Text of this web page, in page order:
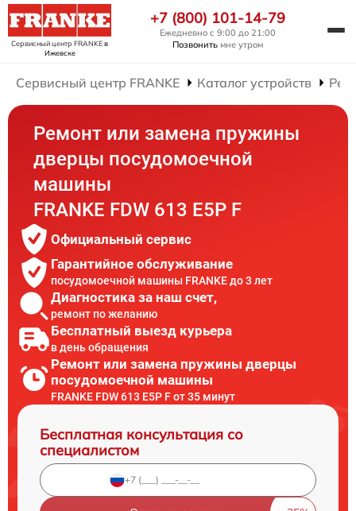
Сервисный центр FRANKEв
Ижевске
+7 (800) 101-14-79
Ежедневно с 9:00 до 21:00
Позвонить мне утром
Сервисный центр FRANKE Каталог устройств
Ремонт или замена пружины
дверцы посудомоечной
машины
FRANKE FDW 613 E5P F
Официальный сервис
Гарантийное обслуживание
посудомоечной машины FRANKE до 3 лет
Диагностика за наш счет,
ремонт по желанию
Бесплатный выезд курьера
в день обращения
Ремонт или замена пружины дверцы
посудомоечной машины
FRANKE FDW 613 E5P F от 35 минут
Бесплатная консультация со
специалистом